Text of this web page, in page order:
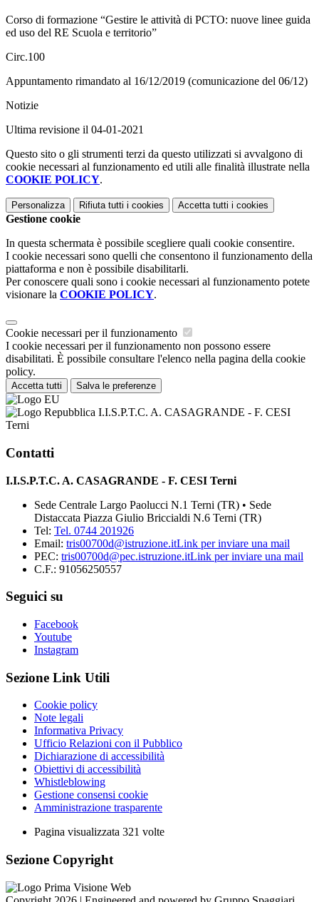
Corso di formazione “Gestire le attività di PCTO: nuove linee guida
ed uso del RE Scuola e territorio”
Circ.100
Appuntamento rimandato al 16/12/2019 (comunicazione del 06/12)
Notizie
Ultima revisione il 04-01-2021
Questo sito o gli strumenti terzi da questo utilizzati si avvalgono di
cookie necessari al funzionamento ed utili alle finalità illustrate nella
COOKIE POLICY.
Personalizza Rifiuta tutti i cookies Accetta tutti i cookies
Gestione cookie
In questa schermata è possibile scegliere quali cookie consentire.
I cookie necessari sono quelli che consentono il funzionamento della
piattaforma e non è possibile disabilitarli.
Per conoscere quali sono i cookie necessari al funzionamento potete
visionare la COOKIE POLICY.
Cookie necessari per il funzionamento
I cookie necessari per il funzionamento non possono essere
disabilitati. È possibile consultare l'elenco nella pagina della cookie
policy.
Accetta tutti Salva le preferenze
I.I.S.P.T.C. A. CASAGRANDE - F. CESI
Terni
Contatti
I.I.S.P.T.C. A. CASAGRANDE - F. CESI Terni
Sede Centrale Largo Paolucci N.1 Terni (TR) • Sede
Distaccata Piazza Giulio Briccialdi N.6 Terni (TR)
Tel: Tel. 0744 201926
Email: tris00700d@istruzione.itLink per inviare una mail
PEC: tris00700d@pec.istruzione.itLink per inviare una mail
C.F.: 91056250557
Seguici su
Facebook
Youtube
Instagram
Sezione Link Utili
Cookie policy
Note legali
Informativa Privacy
Ufficio Relazioni con il Pubblico
Dichiarazione di accessibilità
Obiettivi di accessibilità
Whistleblowing
Gestione consensi cookie
Amministrazione trasparente
Pagina visualizzata 321 volte
Sezione Copyright